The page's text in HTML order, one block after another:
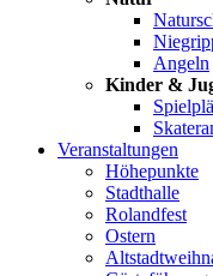
Angeln
Kinder &
Veranstaltungen
Höhepunkte
Stadthalle
Rolandfest
Ostern